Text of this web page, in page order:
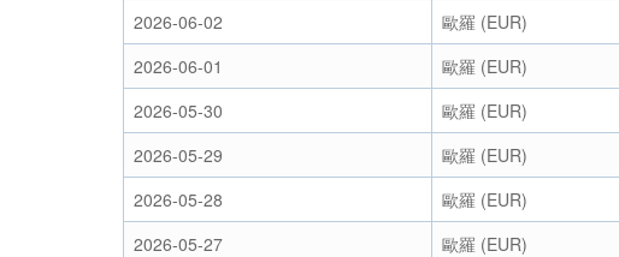
2026-06-02
歐羅 (EUR)
2026-06-01
歐羅 (EUR)
2026-05-30
歐羅 (EUR)
2026-05-29
歐羅 (EUR)
2026-05-28
歐羅 (EUR)
2026-05-27
歐羅 (EUR)